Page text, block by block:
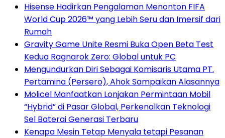
Hisense Hadirkan Pengalaman Menonton FIFA
World Cup 2026™ yang Lebih Seru dan Imersif dari
Rumah
Gravity Game Unite Resmi Buka Open Beta Test
Kedua Ragnarok Zero: Global untuk PC
Mengundurkan Diri Sebagai Komisaris Utama PT.
Pertamina (Persero), Ahok Sampaikan Alasannya
Molicel Manfaatkan Lonjakan Permintaan Mobil
“Hybrid” di Pasar Global, Perkenalkan Teknologi
Sel Baterai Generasi Terbaru
Kenapa Mesin Tetap Menyala tetapi Pesanan